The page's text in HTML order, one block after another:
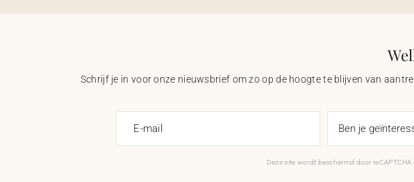
Schrijf je in voor onze nieuwsbrief om zo op de hoogte te blijven van
E-mail
Deze site wordt beschermd door